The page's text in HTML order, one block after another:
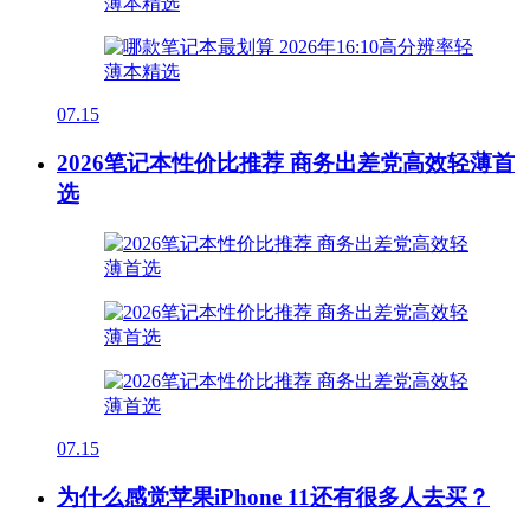
07.15
2026笔记本性价比推荐 商务出差党高效轻薄首
选
07.15
为什么感觉苹果iPhone 11还有很多人去买？